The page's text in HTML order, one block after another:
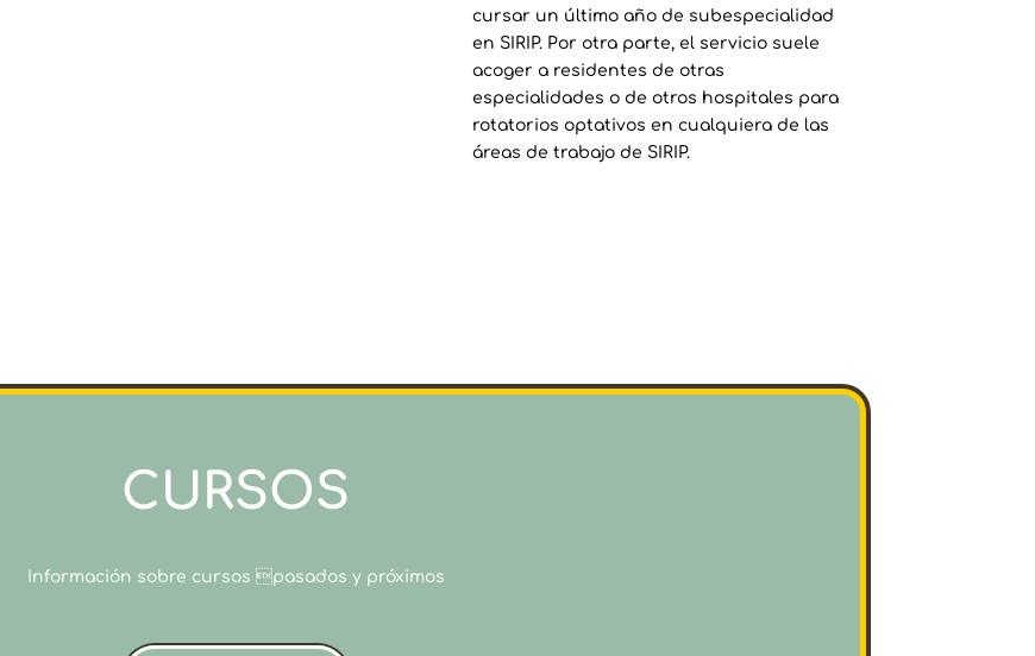
cursar un último año de subespecialidad
en SIRIP. Por otra parte, el servicio suele
acoger a residentes de otras
especialidades o de otros hospitales para
rotatorios optativos en cualquiera de las
áreas de trabajo de SIRIP.
CURSOS
Información sobre cursos pasados y próximos